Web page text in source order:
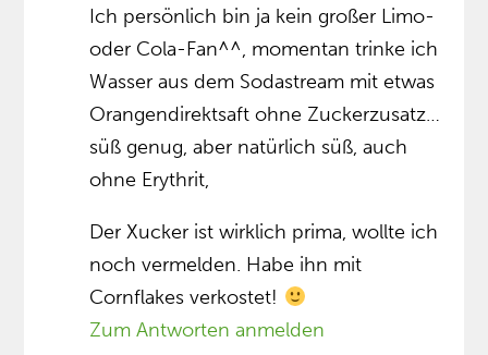
Ich persönlich bin ja kein großer Limo-
oder Cola-Fan^^, momentan trinke ich
Wasser aus dem Sodastream mit etwas
Orangendirektsaft ohne Zuckerzusatz…
süß genug, aber natürlich süß, auch
ohne Erythrit,
Der Xucker ist wirklich prima, wollte ich
noch vermelden. Habe ihn mit
Cornflakes verkostet!
Zum Antworten anmelden